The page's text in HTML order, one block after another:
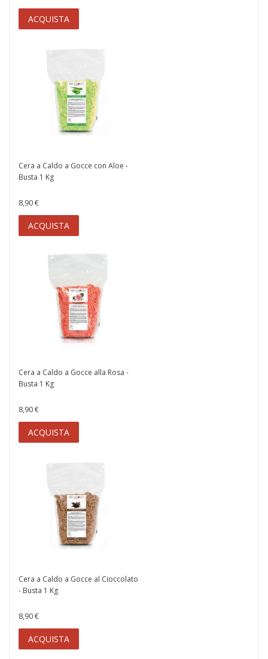
ACQUISTA
Cera a Caldo a Gocce con Aloe -
Busta 1 Kg
8,90 €
ACQUISTA
Cera a Caldo a Gocce alla Rosa -
Busta 1 Kg
8,90 €
ACQUISTA
Cera a Caldo a Gocce al Cioccolato
- Busta 1 Kg
8,90 €
ACQUISTA